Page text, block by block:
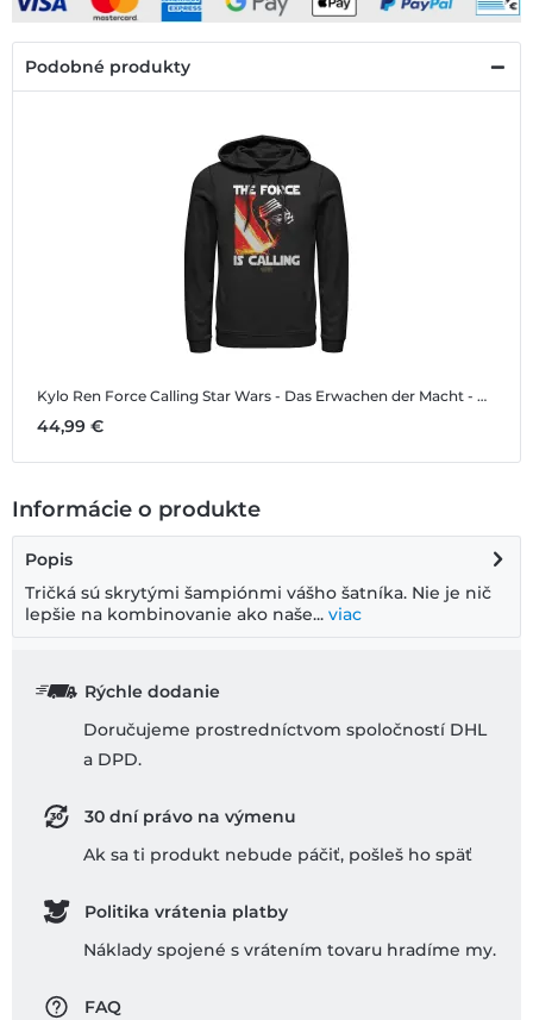
Podobné produkty
Kylo Ren Force Calling Star Wars - Das Erwachen der Macht - Kylo Ren Force Calling - Unisex Mikiny s kapucňou
44,99 €
Informácie o produkte
Popis
Tričká sú skrytými šampiónmi vášho šatníka. Nie je nič
lepšie na kombinovanie ako naše... viac
Rýchle dodanie
Doručujeme prostredníctvom spoločností DHL
a DPD.
30 dní právo na výmenu
Ak sa ti produkt nebude páčiť, pošleš ho späť
Politika vrátenia platby
Náklady spojené s vrátením tovaru hradíme my.
FAQ